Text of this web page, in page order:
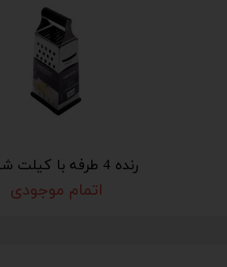
رنده 4 طرفه با کیلت شنگیا
اتمام موجودی